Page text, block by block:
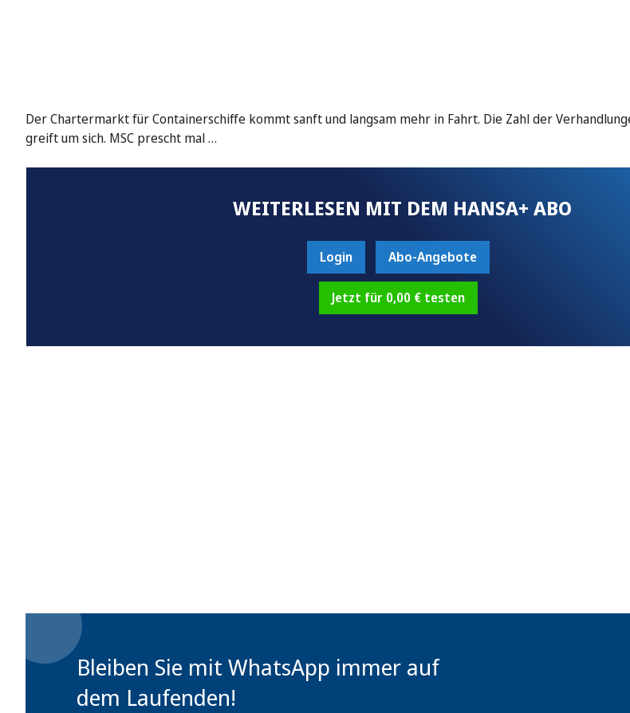
Der Chartermarkt für Containerschiffe kommt sanft und langsam mehr in Fahrt. Die Zahl der
greift um sich. MSC prescht mal …
WEITERLESEN MIT DEM HANSA+ ABO
Login Abo-Angebote
Jetzt für 0,00 € testen
Bleiben Sie mit WhatsApp immer auf
dem Laufenden!